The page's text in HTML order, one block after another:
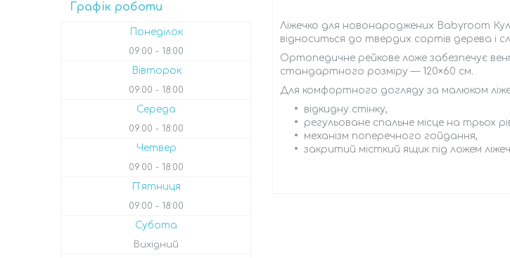
Ліжечко для новонароджених Babyroom
відноситься до твердих сортів дерева і
Ортопедичне рейкове ложе забезпечує
стандартного розміру — 120×60 см.
Для комфортного догляду за малюком
відкидну стінку,
регульоване спальне місце на трьох
механізм поперечного гойдання,
закритий місткий ящик під ложем
Графік роботи
Понеділок
09:00 18:00
Вівторок
09:00 18:00
Середа
09:00 18:00
Четвер
09:00 18:00
Пʼятниця
09:00 18:00
Субота
Вихідний